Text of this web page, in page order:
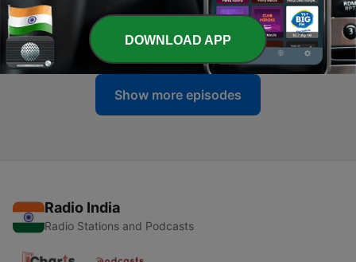
49 - 30. திருக்கழுக்குன்றப் பதிகம் - பிணக்கிலாத
பெருந்துறைப்பெரு
19 Jun 2021
Show more episodes
Radio India
Radio Stations and Podcasts
DOWNLOAD APP